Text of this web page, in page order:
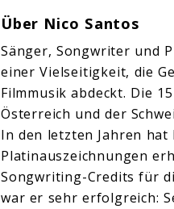
Über Nico Santos
Sänger, Songwriter und
einer Vielseitigkeit, die
Filmmusik abdeckt. Die
Österreich und der
In den letzten Jahren hat
Platinauszeichnungen
Songwriting-Credits für
war er sehr erfolgreich: